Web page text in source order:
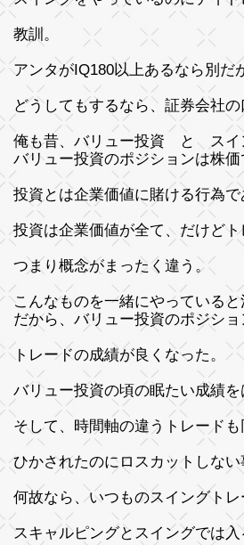
教訓。
アンタがIQ180以上あるなら別だ
どうしてもするなら、証券会社
俺も昔、バリュー投資 と スイ
バリュー投資のポジションは株価
投資とは企業価値に賭ける行為
投資は企業価値が全て、だけど
つまり概念がまったく違う。
こんなものを一緒にやっている
だから、バリュー投資のポジシ
トレードの成績が良くなった。
バリュー投資の頃の眠たい成績
そして、時間軸の違うトレード
ひかされたのにロスカットしない
何故なら、いつものスイングト
スキャルピングとスイングでは入